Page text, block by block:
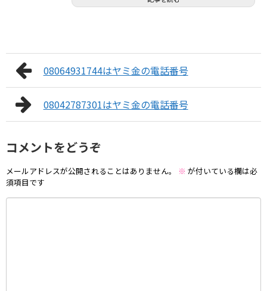
08064931744はヤミ金の電話番号
08042787301はヤミ金の電話番号
コメントをどうぞ
メールアドレスが公開されることはありません。 ※ が付いている欄は必
須項目です